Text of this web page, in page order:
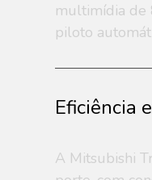
multimídia de
piloto
Eficiência
A Mitsubishi